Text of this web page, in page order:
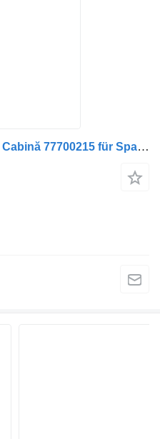
Reostat Ventilator Încălzitor Cabină 77700215 für Spal 1001 Cod 0621 LKW